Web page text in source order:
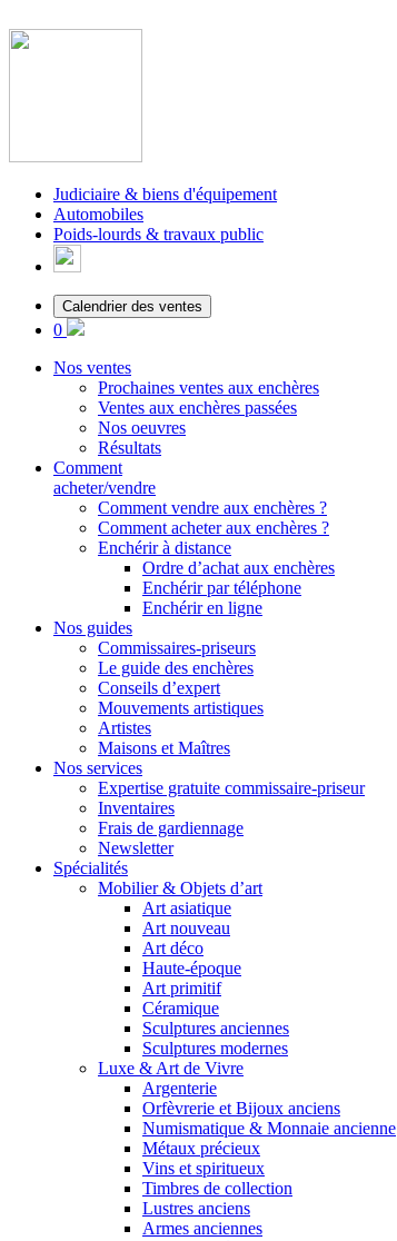
Judiciaire & biens d'équipement
Automobiles
Poids-lourds & travaux public
Calendrier des ventes
0
Nos ventes
Prochaines ventes aux enchères
Ventes aux enchères passées
Nos oeuvres
Résultats
Comment
acheter/vendre
Comment vendre aux enchères ?
Comment acheter aux enchères ?
Enchérir à distance
Ordre d’achat aux enchères
Enchérir par téléphone
Enchérir en ligne
Nos guides
Commissaires-priseurs
Le guide des enchères
Conseils d’expert
Mouvements artistiques
Artistes
Maisons et Maîtres
Nos services
Expertise gratuite commissaire-priseur
Inventaires
Frais de gardiennage
Newsletter
Spécialités
Mobilier & Objets d’art
Art asiatique
Art nouveau
Art déco
Haute-époque
Art primitif
Céramique
Sculptures anciennes
Sculptures modernes
Luxe & Art de Vivre
Argenterie
Orfèvrerie et Bijoux anciens
Numismatique & Monnaie ancienne
Métaux précieux
Vins et spiritueux
Timbres de collection
Lustres anciens
Armes anciennes